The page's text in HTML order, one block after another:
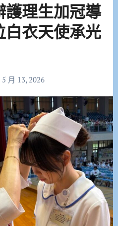
護理生加冠導
衣天使承光
5 月 13, 2026